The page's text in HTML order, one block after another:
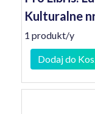
Kulturalne
1 produkt/y
Dodaj do